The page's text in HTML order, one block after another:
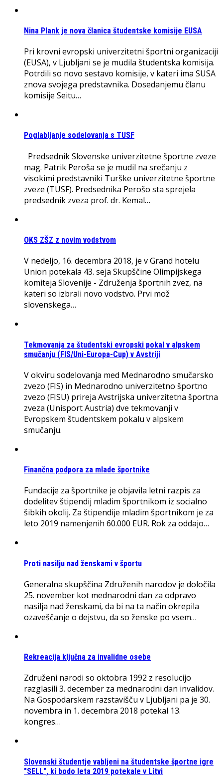
Nina Plank je nova članica študentske komisije EUSA
Pri krovni evropski univerzitetni športni organizaciji
(EUSA), v Ljubljani se je mudila študentska komisija.
Potrdili so novo sestavo komisije, v kateri ima SUSA
znova svojega predstavnika. Dosedanjemu članu
komisije Seitu…
Poglabljanje sodelovanja s TUSF
Predsednik Slovenske univerzitetne športne zveze
mag. Patrik Peroša se je mudil na srečanju z
visokimi predstavniki Turške univerzitetne športne
zveze (TUSF). Predsednika Perošo sta sprejela
predsednik zveza prof. dr. Kemal…
OKS ZŠZ z novim vodstvom
V nedeljo, 16. decembra 2018, je v Grand hotelu
Union potekala 43. seja Skupščine Olimpijskega
komiteja Slovenije - Združenja športnih zvez, na
kateri so izbrali novo vodstvo. Prvi mož
slovenskega…
Tekmovanja za študentski evropski pokal v alpskem
smučanju (FIS/Uni-Europa-Cup) v Avstriji
V okviru sodelovanja med Mednarodno smučarsko
zvezo (FIS) in Mednarodno univerzitetno športno
zvezo (FISU) prireja Avstrijska univerzitetna športna
zveza (Unisport Austria) dve tekmovanji v
Evropskem študentskem pokalu v alpskem
smučanju.
Finančna podpora za mlade športnike
Fundacije za športnike je objavila letni razpis za
dodelitev štipendij mladim športnikom iz socialno
šibkih okolij. Za štipendije mladim športnikom je za
leto 2019 namenjenih 60.000 EUR. Rok za oddajo…
Proti nasilju nad ženskami v športu
Generalna skupščina Združenih narodov je določila
25. november kot mednarodni dan za odpravo
nasilja nad ženskami, da bi na ta način okrepila
ozaveščanje o dejstvu, da so ženske po vsem…
Rekreacija ključna za invalidne osebe
Združeni narodi so oktobra 1992 z resolucijo
razglasili 3. december za mednarodni dan invalidov.
Na Gospodarskem razstavišču v Ljubljani pa je 30.
novembra in 1. decembra 2018 potekal 13.
kongres…
Slovenski študentje vabljeni na študentske športne igre
"SELL", ki bodo leta 2019 potekale v Litvi